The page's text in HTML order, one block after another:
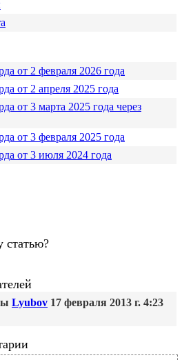
от 2 февраля 2026 года
от 2 апреля 2025 года
от 3 марта 2025 года через
от 3 февраля 2025 года
от 3 июля 2024 года
статью?
Lyubov 17 февраля 2013 г. 4:23